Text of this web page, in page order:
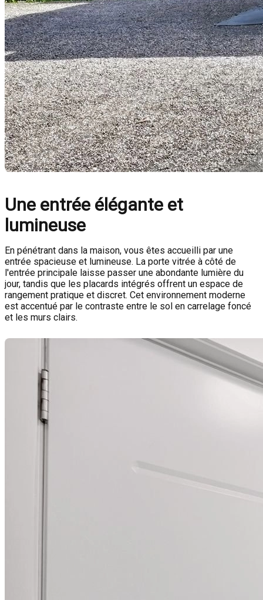
Une entrée élégante et
lumineuse
En pénétrant dans la maison, vous êtes accueilli par une
entrée spacieuse et lumineuse. La porte vitrée à côté de
l'entrée principale laisse passer une abondante lumière du
jour, tandis que les placards intégrés offrent un espace de
rangement pratique et discret. Cet environnement moderne
est accentué par le contraste entre le sol en carrelage foncé
et les murs clairs.